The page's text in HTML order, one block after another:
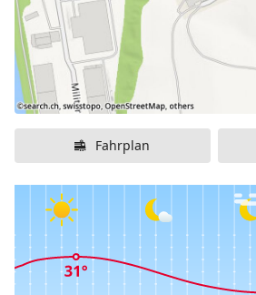
eignet sich ausgezeichnet zum
sowie zum Golfspielen in Oberburg.
Die Eselzucht
Geführte Ausritte mit den
Pferd sind für Gross und Klein ein
Erlebnis. Die Strecke richtet sich
zeitlichem Rahmen.
ausgezeichnet.
Schule auf dem Bauernhof
SchuB lädt Schülerinnen und
erlebnisreichen Lernen auf den
Fahrplan